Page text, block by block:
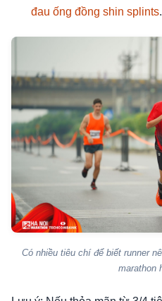
đau ống đồng shin splints.
Có nhiều tiêu chí để biết runner
marathon